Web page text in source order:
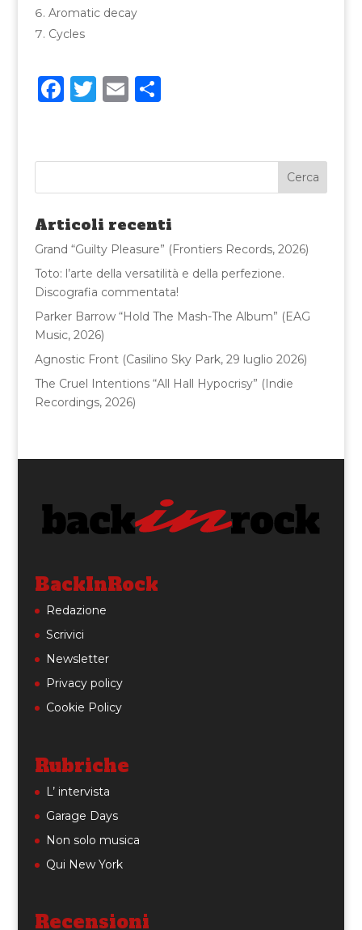
Aromatic decay
Cycles
F
e
b
o
o
k
T
te
r
E
l
C
di
vi
di
Articoli recenti
Grand “Guilty Pleasure” (Frontiers Records, 2026)
Toto: l’arte della versatilità e della perfezione.
Discografia commentata!
Parker Barrow “Hold The Mash-The Album” (EAG
Music, 2026)
Agnostic Front (Casilino Sky Park, 29 luglio 2026)
The Cruel Intentions “All Hall Hypocrisy” (Indie
Recordings, 2026)
BackInRock
Redazione
Scrivici
Newsletter
Privacy policy
Cookie Policy
Rubriche
L’ intervista
Garage Days
Non solo musica
Qui New York
Recensioni